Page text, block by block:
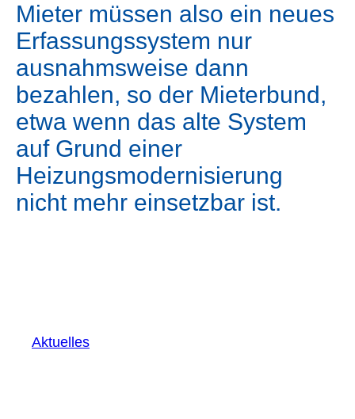
Mieter müssen also ein neues
Erfassungssystem nur
ausnahmsweise dann
bezahlen, so der Mieterbund,
etwa wenn das alte System
auf Grund einer
Heizungsmodernisierung
nicht mehr einsetzbar ist.
Aktuelles